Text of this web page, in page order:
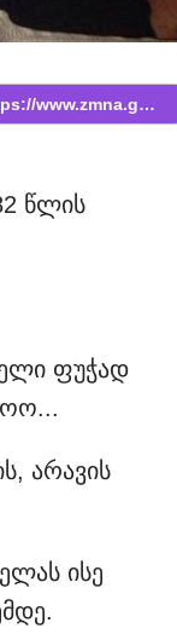
https://www.zmna.ge/news/sul-vnanob-rom-...
წლის
ფუჭად
არავის
ისე